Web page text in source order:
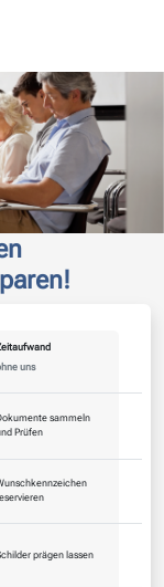
uns
sammeln
Prüfen
prägen lassen